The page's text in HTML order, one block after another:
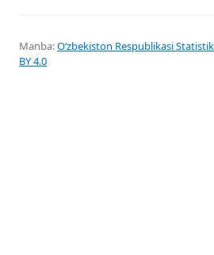
Manba:Oʻzbekiston Respublikasi
BY 4.0